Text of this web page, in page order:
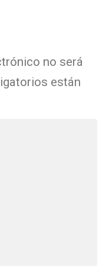
no será
están